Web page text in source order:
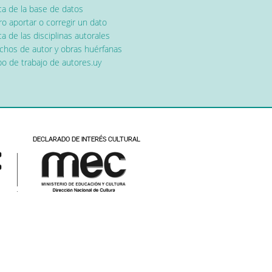
de la base de datos
aportar o corregir un dato
de las disciplinas autorales
de autor y obras huérfanas
de trabajo de autores.uy